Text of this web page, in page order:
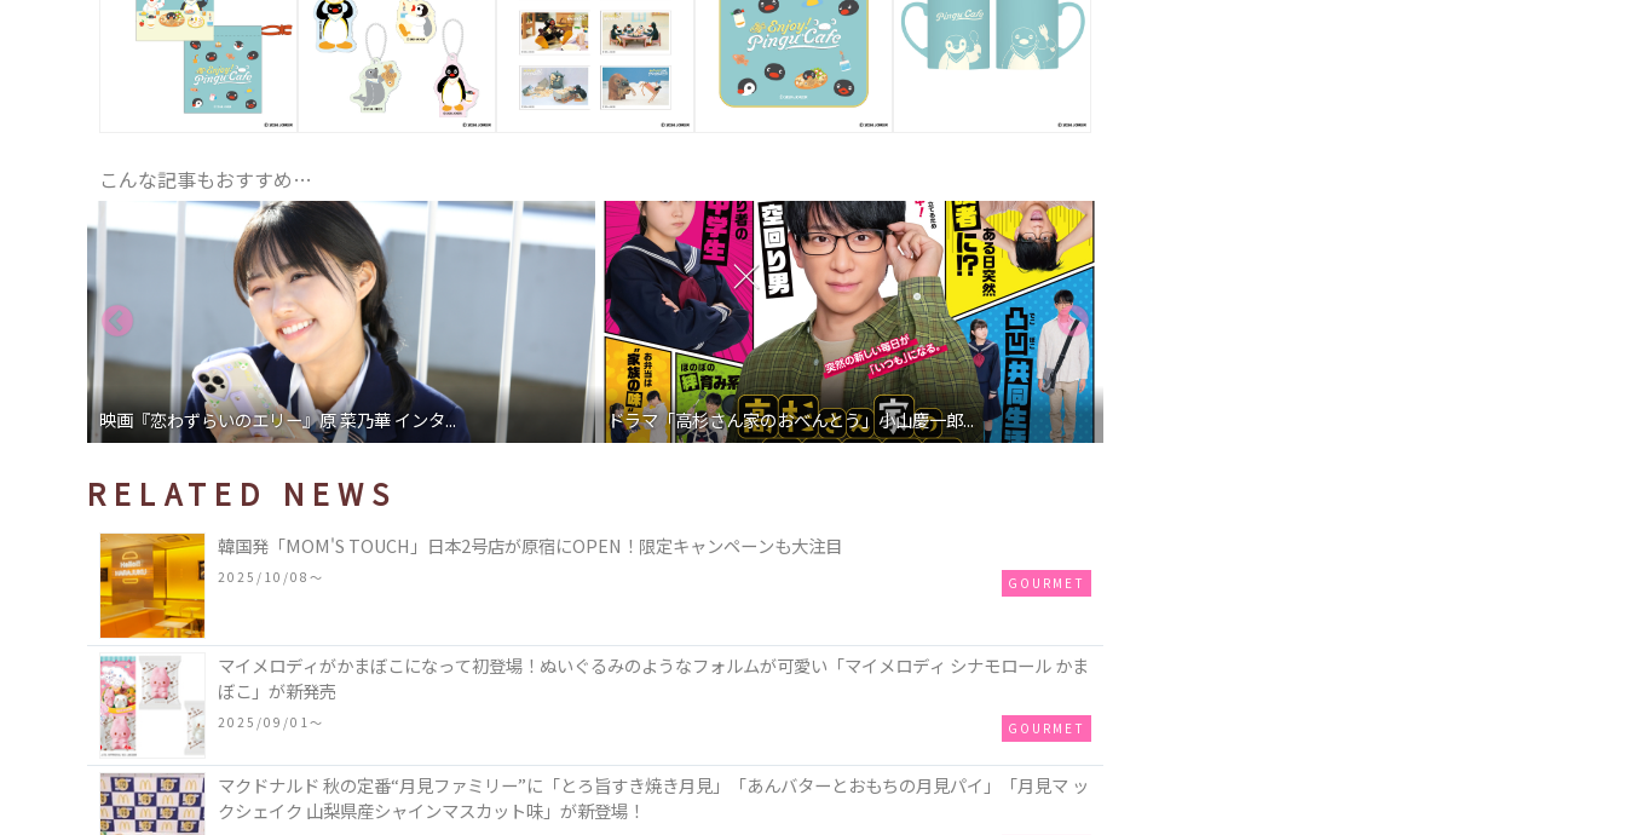
こんな記事もおすすめ…
映画『恋わずらいのエリー』原 菜乃華 インタ... ドラマ「高杉さん家のおべんとう」小山慶一郎...
RELATED NEWS
韓国発「MOM'S TOUCH」日本2号店が原宿にOPEN！限定キャンペーンも大注目
2025/10/08〜 GOURMET
マイメロディがかまぼこになって初登場！ぬいぐるみのようなフォルムが可愛い「マイメロディ シナモロール かま
ぼこ」が新発売
2025/09/01〜 GOURMET
マクドナルド 秋の定番“月見ファミリー”に「とろ旨すき焼き月見」「あんバターとおもちの月見パイ」「月見マ ッ
クシェイク 山梨県産シャインマスカット味」が新登場！